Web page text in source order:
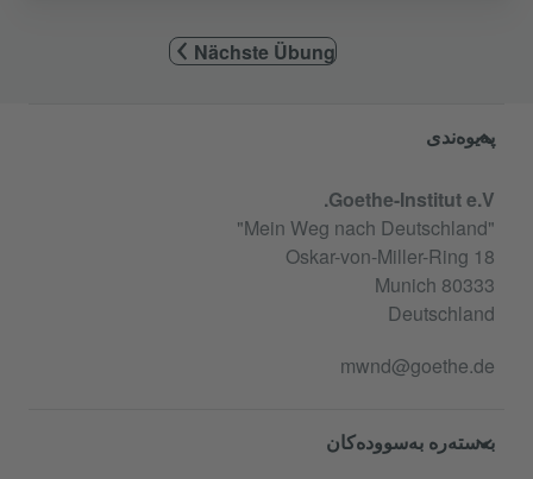
Nächste Übung
Service- und Informationsbereich
پەیوەندی
Goethe-Institut e.V.
"Mein Weg nach Deutschland"
Oskar-von-Miller-Ring 18
80333 Munich
Deutschland
mwnd@goethe.de
بەستەرە بەسوودەکان